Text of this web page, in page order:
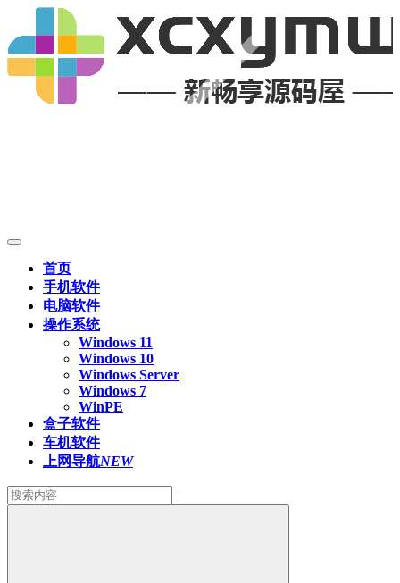
首页
手机软件
电脑软件
操作系统
Windows 11
Windows 10
Windows Server
Windows 7
WinPE
盒子软件
车机软件
上网导航NEW